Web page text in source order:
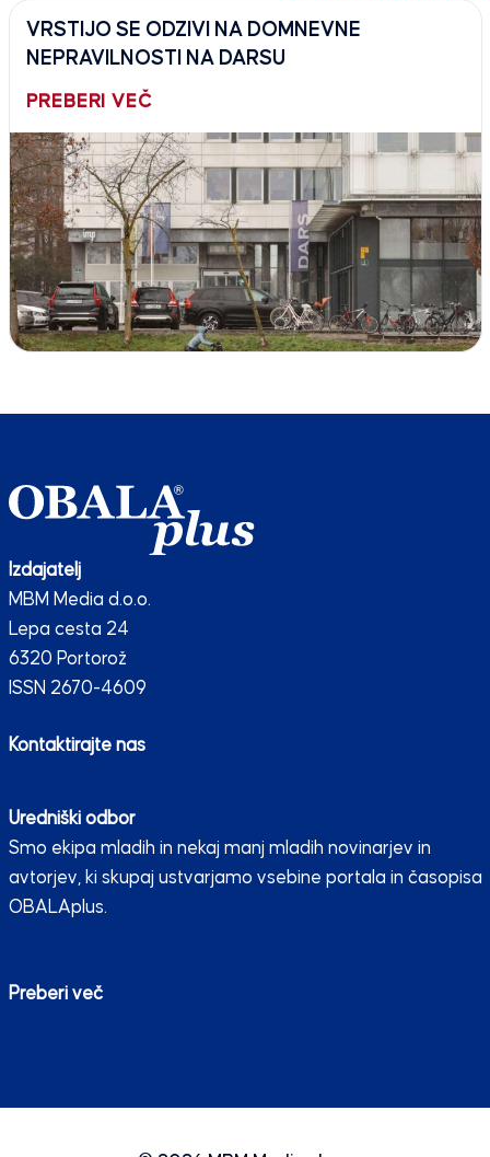
VRSTIJO SE ODZIVI NA DOMNEVNE
NEPRAVILNOSTI NA DARSU
PREBERI VEČ
Izdajatelj
MBM Media d.o.o.
Lepa cesta 24
6320 Portorož
ISSN 2670-4609
Kontaktirajte nas
Uredniški odbor
Smo ekipa mladih in nekaj manj mladih novinarjev in
avtorjev, ki skupaj ustvarjamo vsebine portala in časopisa
OBALAplus.
Preberi več